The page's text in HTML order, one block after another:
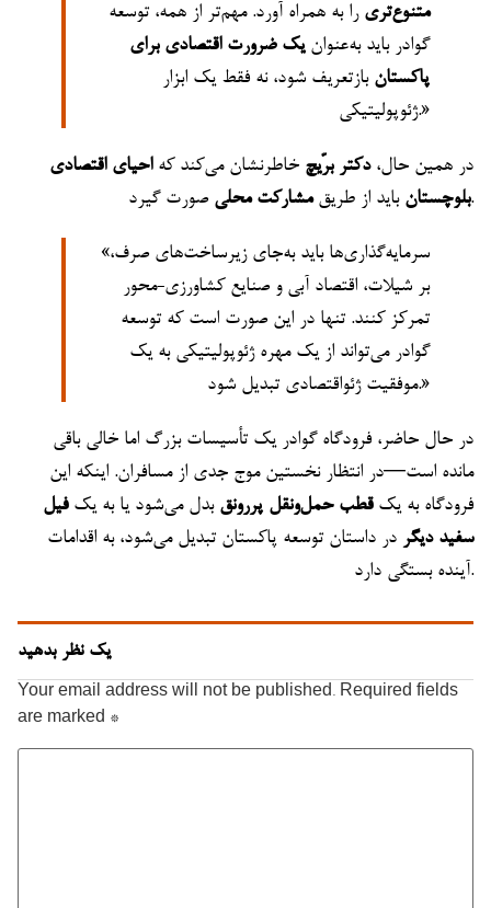
متنوع‌تری را به همراه آورد. مهم‌تر از همه، توسعه
گوادر باید به‌عنوانیک ضرورت اقتصادی برای
پاکستان بازتعریف شود، نه فقط یک ابزار
ژئوپولیتیکی.»
در همین حال،دکتر برّیچ خاطرنشان می‌کند کهاحیای اقتصادی
بلوچستان باید از طریقمشارکت محلی صورت گیرد.
«سرمایه‌گذاری‌ها باید به‌جای زیرساخت‌های صرف،
بر شیلات، اقتصاد آبی و صنایع کشاورزی-محور
تمرکز کنند. تنها در این صورت است که توسعه
گوادر می‌تواند از یک مهره ژئوپولیتیکی به یک
موفقیت ژئواقتصادی تبدیل شود.»
در حال حاضر، فرودگاه گوادر یک تأسیسات بزرگ اما خالی باقی
مانده است—در انتظار نخستین موج جدی از مسافران. اینکه این
فرودگاه به یکقطب حمل‌ونقل پررونق بدل می‌شود یا به یکفیل
سفید دیگر در داستان توسعه پاکستان تبدیل می‌شود، به اقدامات
آینده بستگی دارد.
یک نظر بدهید
Your email address will not be published. Required fields
are marked *